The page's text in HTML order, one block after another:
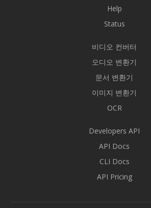
Help
Status
비디오 컨버터
오디오 변환기
문서 변환기
이미지 변환기
OCR
Developers API
API Docs
CLI Docs
API Pricing